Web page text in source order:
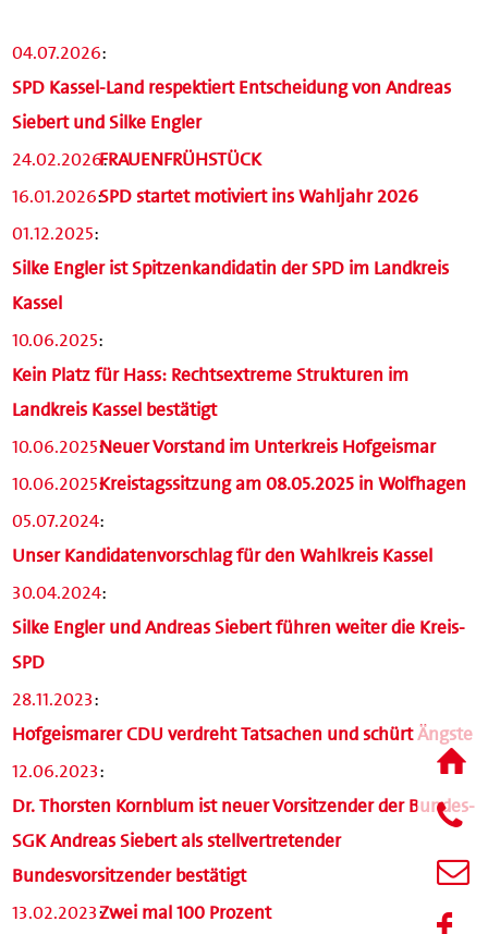
04.07.2026
SPD Kassel-Land respektiert Entscheidung von Andreas
Siebert und Silke Engler
24.02.2026:
FRAUENFRÜHSTÜCK
16.01.2026 :SPD startet motiviert ins Wahljahr 2026
01.12.2025
Silke Engler ist Spitzenkandidatin der SPD im Landkreis
Kassel
10.06.2025
Kein Platz für Hass: Rechtsextreme Strukturen im
Landkreis Kassel bestätigt
10.06.2025 :Neuer Vorstand im Unterkreis Hofgeismar
10.06.2025 :Kreistagssitzung am 08.05.2025 in Wolfhagen
05.07.2024
Unser Kandidatenvorschlag für den Wahlkreis Kassel
30.04.2024
Silke Engler und Andreas Siebert führen weiter die Kreis-
SPD
28.11.2023
Hofgeismarer CDU verdreht Tatsachen und schürt Ängste
12.06.2023
Dr. Thorsten Kornblum ist neuer Vorsitzender der Bundes-
SGK Andreas Siebert als stellvertretender
Bundesvorsitzender bestätigt
13.02.2023 :Zwei mal 100 Prozent